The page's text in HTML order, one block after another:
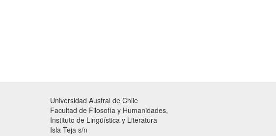
Universidad Austral de Chile
Facultad de Filosofía y Humanidades,
Instituto de Lingüística y Literatura
Isla Teja s/n